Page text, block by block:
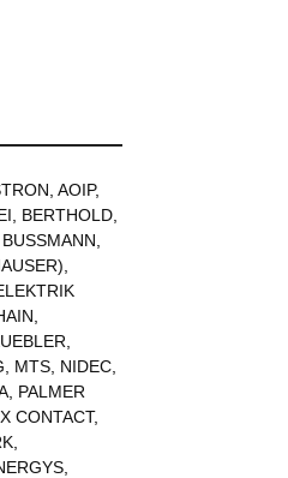
AOIP,
BERTHOLD
BUSSMANN
MTS NIDEC
PALMER
CONTACT,